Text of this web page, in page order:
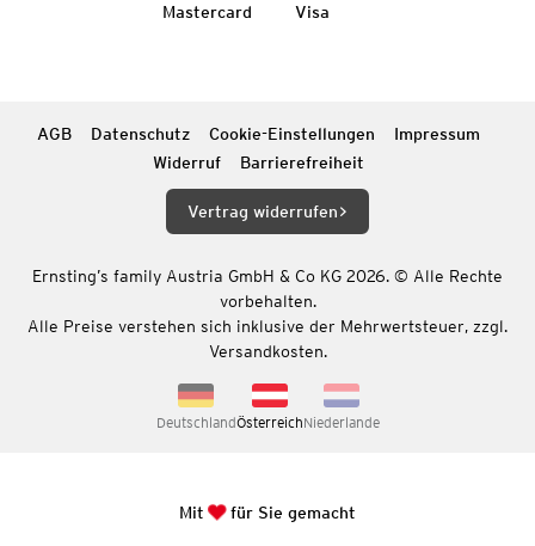
Mastercard Visa
AGB Datenschutz Cookie-Einstellungen
Impressum
Widerruf
Barrierefreiheit
Vertrag widerrufen
Ernsting’s family Austria GmbH & Co KG 2026. © Alle Rechte
vorbehalten.
Alle Preise verstehen sich inklusive der Mehrwertsteuer, zzgl.
Versandkosten.
DeutschlandÖsterreichNiederlande
Mit für Sie gemacht